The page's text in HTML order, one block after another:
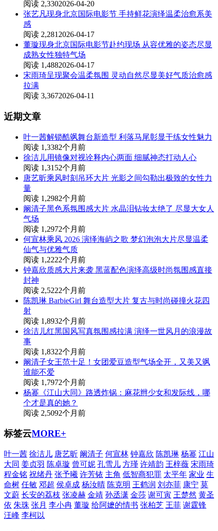
阅读 2,3302026-04-20
张艺凡现身北京国际电影节 手持鲜花演绎温柔治愈系美
感
阅读 2,281 2026-04-17
董璇现身北京国际电影节赴约现场 从容优雅的姿态尽显
成熟女性独特气场
阅读 1,4882026-04-17
宋雨琦呈现聚会温柔氛围 灵动自然尽显美好气质治愈感
拉满
阅读 3,3672026-04-11
近期文章
叶一茜解锁酷飒舞台新造型 利落马尾彰显干练女性魅力
阅读 1,3382个月前
徐洁儿用镜像对视诠释内心两面 细腻神态打动人心
阅读 1,3152个月前
唐艺昕乘风时刻吊环大片 光影之间勾勒出极致的女性力
量
阅读 1,2982个月前
阚清子黑色系氛围感大片 水晶泪钻妆太绝了 尽显大女人
气场
阅读 1,2972个月前
何宣林乘风 2026 演绎海屿之歌 梦幻泡泡大片尽显温柔
仙气与优雅气质
阅读 1,2222个月前
钟嘉欣质感大片来袭 黑蓝配色演绎高级时尚氛围感直接
封神
阅读 2,5222个月前
陈凯琳 BarbieGirl 舞台造型大片 复古与时尚碰撞火花四
射
阅读 1,8932个月前
徐洁儿红黑国风写真氛围感拉满 演绎一世风月的浪漫故
事
阅读 1,8322个月前
阚清子女王范十足！女团爱豆造型气场全开，又美又飒
谁能不爱
阅读 1,7972个月前
杨幂《江山大同》路透炸锅：麻花辫少女和发际线，哪
个才是真的她？
阅读 2,5092个月前
标签云MORE+
叶一茜 徐洁儿 唐艺昕 阚清子 何宣林 钟嘉欣 陈凯琳 杨幂 江山
大同 姜贞羽 陈卓璇 曾可妮 孔雪儿 方瑾 许靖韵 王梓薇 宋雨琦
程金铭 祝绪丹 张予曦 许芳铱 主角 低智商犯罪 太平年 家业 生
命树 任敏 邓超 侯卓成 杨汝晴 陈克明 王鹤润 刘亦菲 康宁 莫
文蔚 长安的荔枝 张凌赫 金靖 孙丞潇 金莎 谢可寅 王楚然 黄圣
依 朱珠 张月 李小冉 董璇 给阿嬷的情书 张柏芝 王菲 谢霆锋
汪峰 李柯以